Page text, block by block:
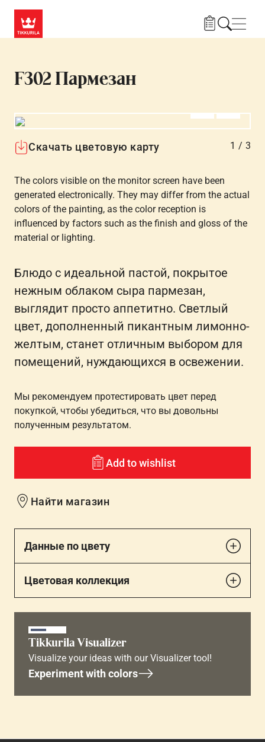
F302 Пармезан
Скачать цветовую карту 1 / 3
The colors visible on the monitor screen have been
generated electronically. They may differ from the actual
colors of the painting, as the color reception is
influenced by factors such as the finish and gloss of the
material or lighting.
Блюдо с идеальной пастой, покрытое
нежным облаком сыра пармезан,
выглядит просто аппетитно. Светлый
цвет, дополненный пикантным лимонно-
желтым, станет отличным выбором для
помещений, нуждающихся в освежении.
Мы рекомендуем протестировать цвет перед
покупкой, чтобы убедиться, что вы довольны
полученным результатом.
Add to wishlist
Найти магазин
Данные по цвету
Цветовая коллекция
Tikkurila Visualizer
Visualize your ideas with our Visualizer tool!
Experiment with colors